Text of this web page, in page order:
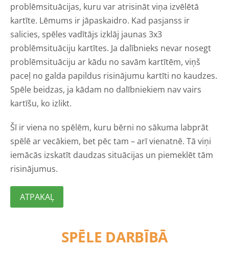
problēmsituācijas, kuru var atrisināt viņa izvēlētā
kartīte. Lēmums ir jāpaskaidro. Kad pasjanss ir
salicies, spēles vadītājs izklāj jaunas 3x3
problēmsituāciju kartītes. Ja dalībnieks nevar nosegt
problēmsituāciju ar kādu no savām kartītēm, viņš
paceļ no galda papildus risinājumu kartīti no kaudzes.
Spēle beidzas, ja kādam no dalībniekiem nav vairs
kartīšu, ko izlikt.
Šī ir viena no spēlēm, kuru bērni no sākuma labprāt
spēlē ar vecākiem, bet pēc tam – arī vienatnē. Tā viņi
iemācās izskatīt daudzas situācijas un piemeklēt tām
risinājumus.
ATPAKAĻ
SPĒLE DARBĪBĀ